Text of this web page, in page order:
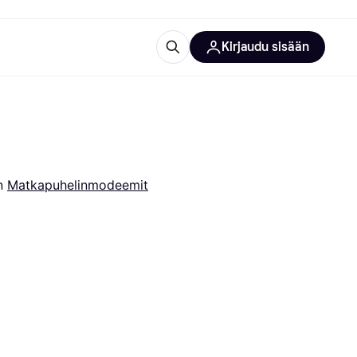
Kirjaudu sisään
Matkapuhelinmodeemit